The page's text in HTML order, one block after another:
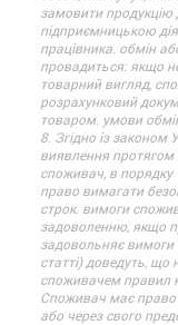
замовити продукцію
підприємницькою
працівника. обмін
провадиться: якщо
товарний вигляд,
розрахунковий
товаром. умови
8. Згідно із законом
виявлення протягом
споживач, в порядку
право вимагати
строк. вимоги
задоволенню, якщо
задовольняє вимоги
статті) доведуть,
споживачем правил
Споживач має право
або через свого